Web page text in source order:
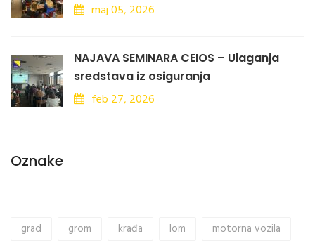
maj 05, 2026
NAJAVA SEMINARA CEIOS – Ulaganja
sredstava iz osiguranja
feb 27, 2026
Oznake
grad grom krađa lom
motorna vozila